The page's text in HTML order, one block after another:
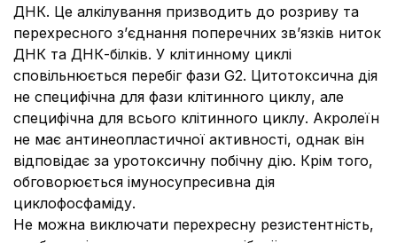
ДНК. Це алкілування призводить до розриву та
перехресного з’єднання поперечних зв’язків ниток
ДНК та ДНК-білків. У клітинному циклі
сповільнюється перебіг фази G2. Цитотоксична дія
не специфічна для фази клітинного циклу, але
специфічна для всього клітинного циклу. Акролеїн
не має антинеопластичної активності, однак він
відповідає за уротоксичну побічну дію. Крім того,
обговорюється імуносупресивна дія
циклофосфаміду.
Не можна виключати перехресну резистентність,